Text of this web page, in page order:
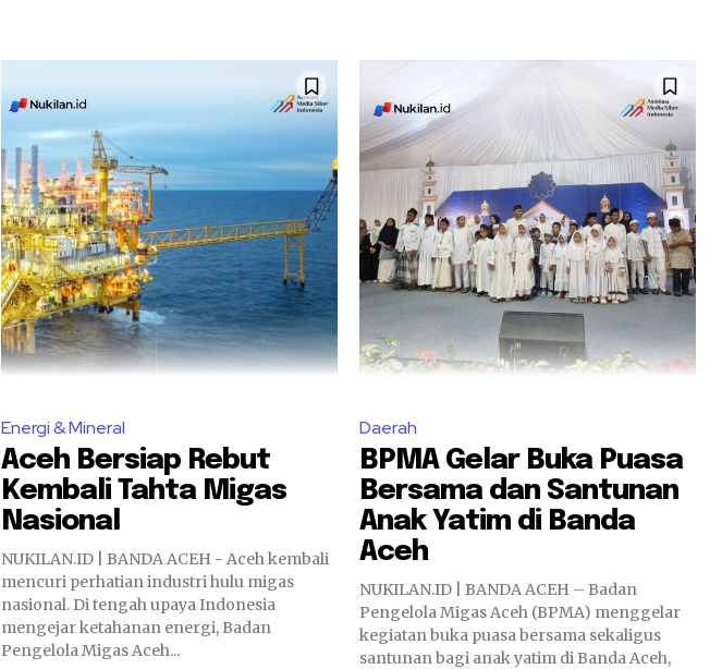
Energi & Mineral
Aceh Bersiap Rebut
Kembali Tahta Migas
Nasional
NUKILAN.ID | BANDA ACEH - Aceh kembali
mencuri perhatian industri hulu migas
nasional. Di tengah upaya Indonesia
mengejar ketahanan energi, Badan
Pengelola Migas Aceh...
Daerah
BPMA Gelar Buka Puasa
Bersama dan Santunan
Anak Yatim di Banda
Aceh
NUKILAN.ID | BANDA ACEH – Badan
Pengelola Migas Aceh (BPMA) menggelar
kegiatan buka puasa bersama sekaligus
santunan bagi anak yatim di Banda Aceh,